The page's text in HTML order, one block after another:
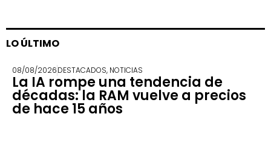
LO ÚLTIMO
08/08/2026DESTACADOS, NOTICIAS
La IA rompe una tendencia de
décadas: la RAM vuelve a precios
de hace 15 años